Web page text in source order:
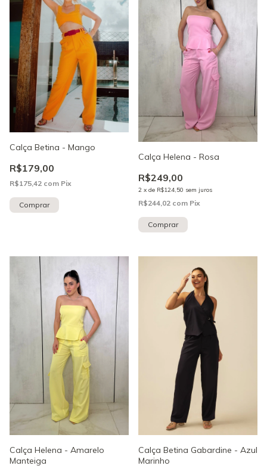
Calça Betina - Mango
R$179,00
R$175,42 com Pix
Comprar
Calça Helena - Rosa
R$249,00
2 x de R$124,50 sem juros
R$244,02 com Pix
Comprar
Calça Helena - Amarelo
Manteiga
Calça Betina Gabardine - Azul
Marinho